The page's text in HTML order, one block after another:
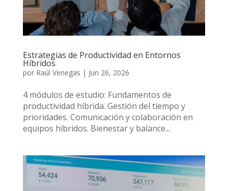
Estrategias de Productividad en Entornos
Híbridos
por Raúl Venegas | Jun 26, 2026
4 módulos de estudio: Fundamentos de
productividad híbrida. Gestión del tiempo y
prioridades. Comunicación y colaboración en
equipos híbridos. Bienestar y balance...